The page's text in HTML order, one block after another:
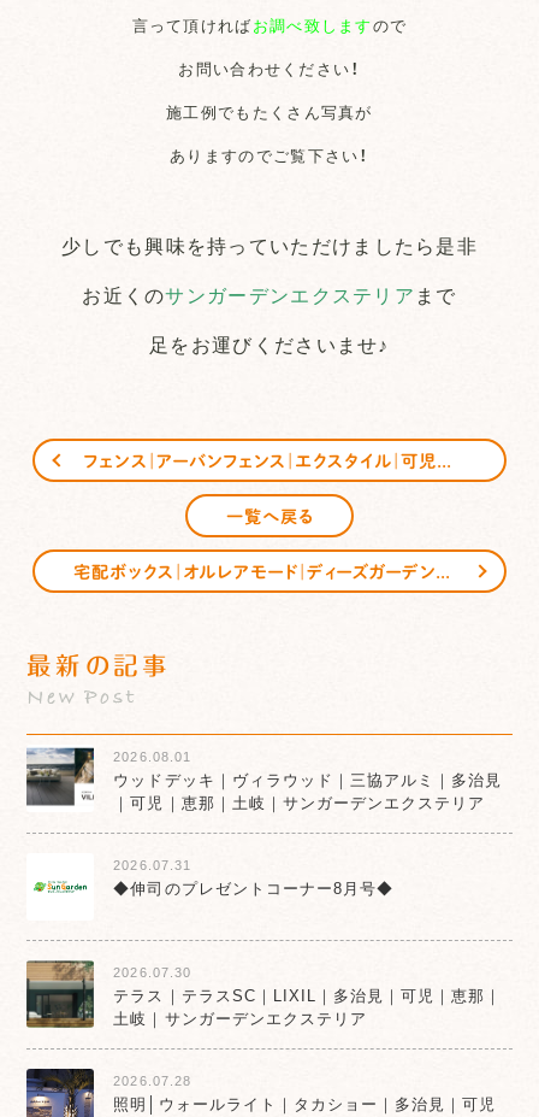
言って頂ければお調べ致しますので
お問い合わせください！
施工例でもたくさん写真が
ありますのでご覧下さい！
少しでも興味を持っていただけましたら是非
お近くのサンガーデンエクステリア まで
足をお運びくださいませ♪
一覧へ戻る
最新の記事
New Post
2026.08.01
ウッドデッキ｜ヴィラウッド｜三協アルミ｜多治見
｜可児｜恵那｜土岐｜サンガーデンエクステリア
2026.07.31
◆伸司のプレゼントコーナー8月号◆
2026.07.30
テラス｜テラスSC｜LIXIL｜多治見｜可児｜恵那｜
土岐｜サンガーデンエクステリア
2026.07.28
照明│ウォールライト｜タカショー｜多治見｜可児